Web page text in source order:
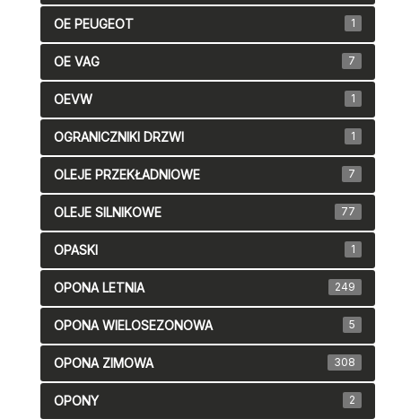
OE PEUGEOT 1
OE VAG 7
OEVW 1
OGRANICZNIKI DRZWI 1
OLEJE PRZEKŁADNIOWE 7
OLEJE SILNIKOWE 77
OPASKI 1
OPONA LETNIA 249
OPONA WIELOSEZONOWA 5
OPONA ZIMOWA 308
OPONY 2